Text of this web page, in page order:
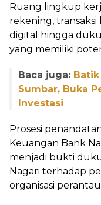
Ruang lingkup
rekening,
digital hingga
yang memiliki
Baca juga:
Sumbar, Buka
Investasi
Prosesi
Keuangan Bank
menjadi bukti
Nagari terhadap
organisasi